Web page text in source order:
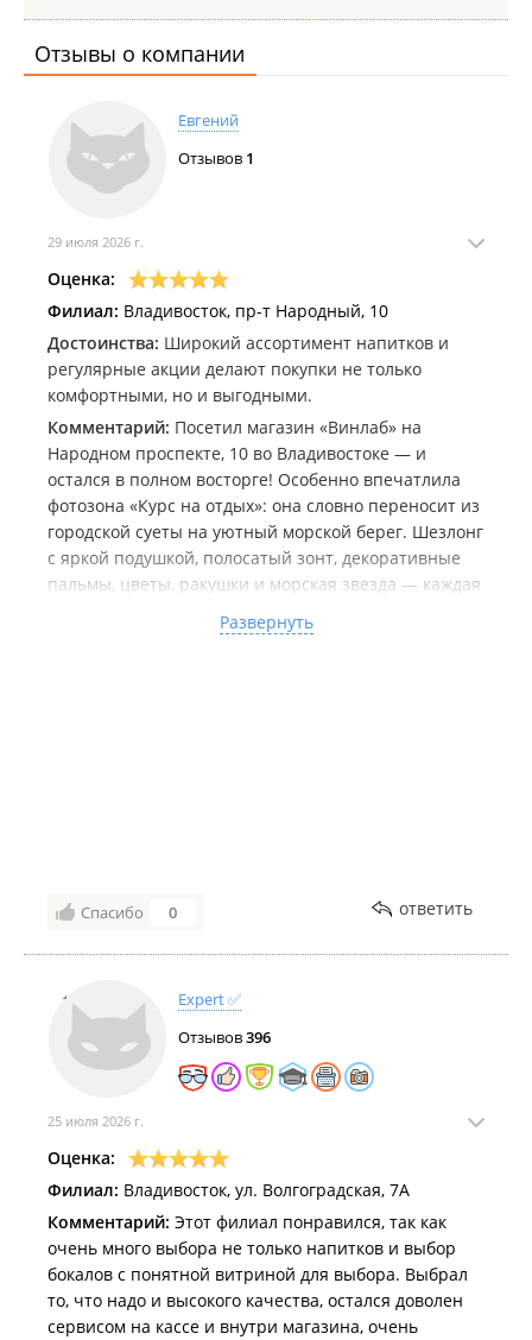
Отзывы о компании
Евгений
Отзывов 1
29 июля 2026 г.
Оценка:
Филиал: Владивосток, пр-т Народный, 10
Достоинства: Широкий ассортимент напитков и
регулярные акции делают покупки не только
комфортными, но и выгодными.
Комментарий: Посетил магазин «Винлаб» на
Народном проспекте, 10 во Владивостоке — и
остался в полном восторге! Особенно впечатлила
фотозона «Курс на отдых»: она словно переносит из
городской суеты на уютный морской берег. Шезлонг
с яркой подушкой, полосатый зонт, декоративные
пальмы, цветы, ракушки и морская звезда — каждая
фотографировать. Снимки получаются очень
ещё!
Развернуть
Спасибо 0 ответить
Expert ✅
Отзывов396
25 июля 2026 г.
Оценка:
Филиал: Владивосток, ул. Волгоградская, 7А
Комментарий: Этот филиал понравился, так как
очень много выбора не только напитков и выбор
бокалов с понятной витриной для выбора. Выбрал
то, что надо и высокого качества, остался доволен
сервисом на кассе и внутри магазина, очень